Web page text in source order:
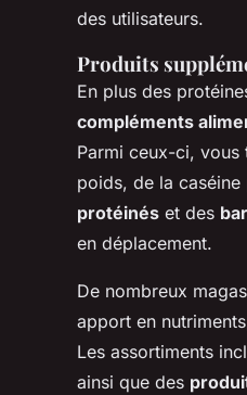
des utilisateurs.
Produits
En plus des
compléments
Parmi ceux-ci, vous
poids, de la
protéinés et des
en déplacement.
De nombreux
apport en
Les assortiments
ainsi que des